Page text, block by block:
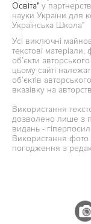
Освіта" у
науки України для
Українська Школа"
Усі виключні
текстові
об’єкти
цьому сайті
об’єктів
вказівку на
Використання
дозволено лише з
видань -
Використання
погодження з